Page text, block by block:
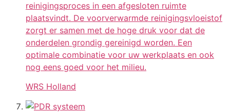
reinigingsproces in een afgesloten ruimte
plaatsvindt. De voorverwarmde reinigingsvloeistof
zorgt er samen met de hoge druk voor dat de
onderdelen grondig gereinigd worden. Een
optimale combinatie voor uw werkplaats en ook
nog eens goed voor het milieu.
WRS Holland